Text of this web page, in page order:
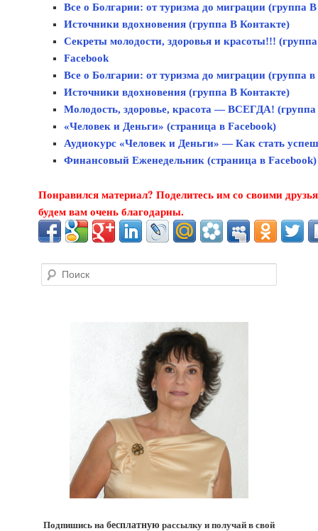
Все о Болгарии: от туризма до миграции (группа
Источники вдохновения (группа В Контакте)
Секреты молодости, здоровья и красоты!!!
Facebook
Все о Болгарии: от туризма до миграции (группа в
Источники вдохновения (группа В Контакте)
Молодость, здоровье, красота — ВСЕГДА! (группа
«Человек и Деньги» (страница в Facebook)
Аудиокурс «Человек и Деньги» — Как стать
Финансовый Еженедельник (страница в Facebook)
Понравился материал? Поделитесь им со своими
будем вам очень благодарны.
Поиск
Подпишись на бесплатную рассылку и получай в свой